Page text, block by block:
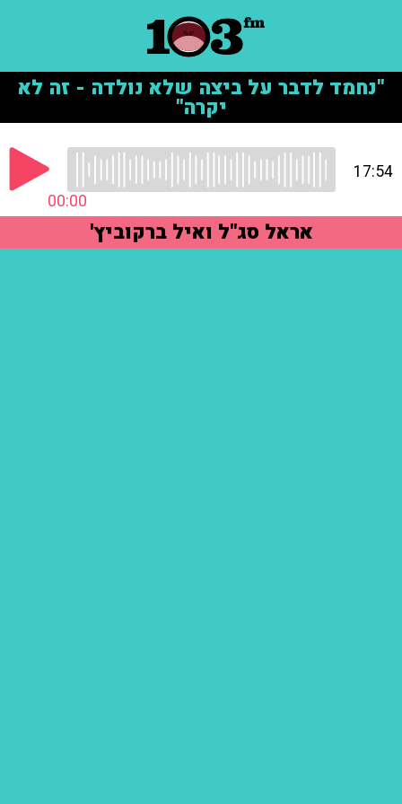
"נחמד לדבר על ביצה שלא נולדה - זה לא
יקרה"
00:00
17:54
אראל סג"ל ואיל ברקוביץ'